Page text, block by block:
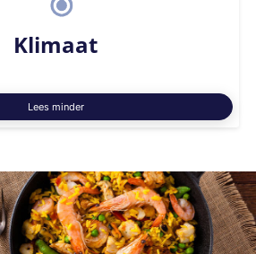
Klimaat
Lees minder